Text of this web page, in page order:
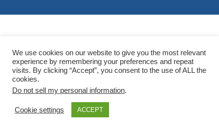
We use cookies on our website to give you the most relevant
experience by remembering your preferences and repeat
visits. By clicking “Accept”, you consent to the use of ALL the
cookies.
Do not sell my personal information.
Cookie settings ACCEPT